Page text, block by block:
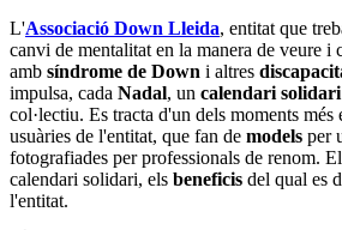
L'Associació Down Lleida, entitat que
canvi de mentalitat en la manera de veure i
amb síndrome de Down i altres
impulsa, cada Nadal, un calendari solidari
col·lectiu. Es tracta d'un dels moments més
usuàries de l'entitat, que fan de models per
fotografiades per professionals de renom.
calendari solidari, els beneficis del qual es
l'entitat.